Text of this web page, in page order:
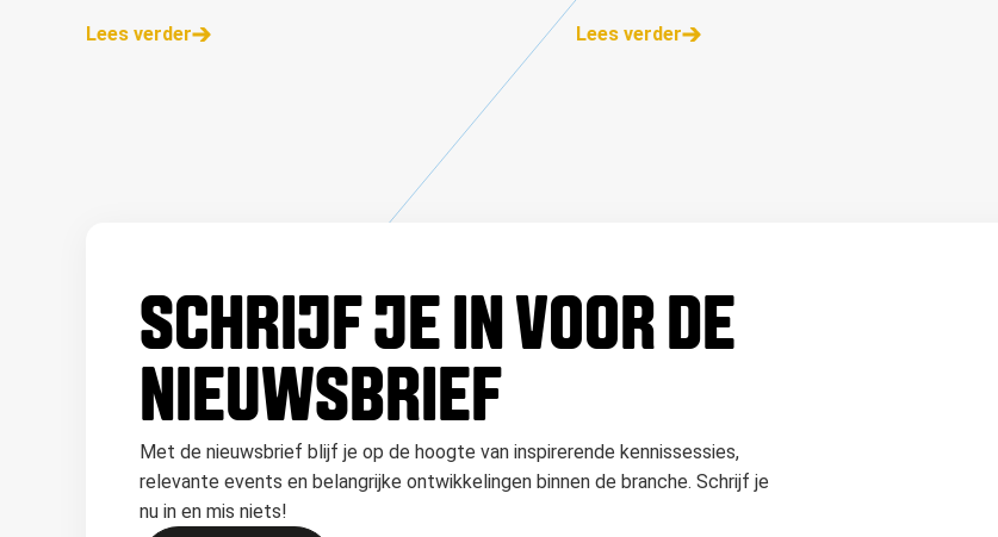
GoodKarma. I
Lees verder
van Boomerang FT, het bu
Lees verder
SCHRIJF JE IN VOOR DE
NIEUWSBRIEF
Met de nieuwsbrief blijf je op de hoogte van inspirerende kennissessies,
relevante events en belangrijke ontwikkelingen binnen de branche. Schrijf je
nu in en mis niets!